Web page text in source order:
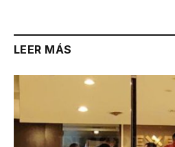
LEER MÁS